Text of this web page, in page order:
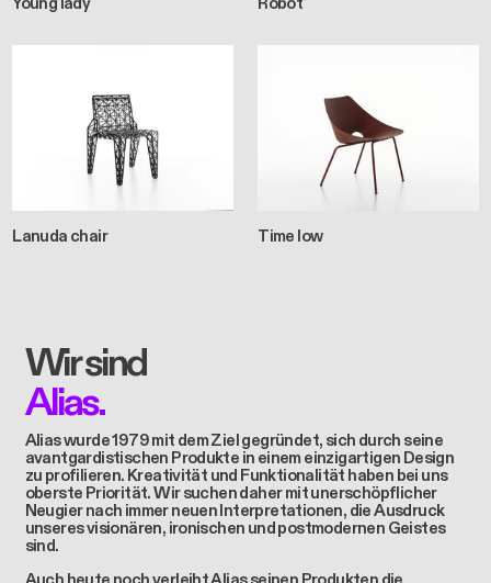
Lanuda chair Time low
Wir sind
Alias.
Alias wurde 1979 mit dem Ziel gegründet, sich durch seine
avantgardistischen Produkte in einem einzigartigen Design
zu profilieren. Kreativität und Funktionalität haben bei uns
oberste Priorität. Wir suchen daher mit unerschöpflicher
Neugier nach immer neuen Interpretationen, die Ausdruck
unseres visionären, ironischen und postmodernen Geistes
sind.